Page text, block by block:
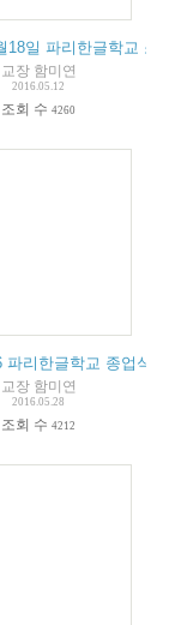
18일 파리한글학교 소풍
교장 함미연
2016.05.12
조회 수 4260
파리한글학교 종업식 및
교장 함미연
2016.05.28
조회 수 4212